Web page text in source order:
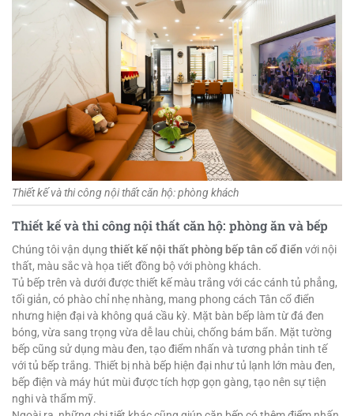
Thiết kế và thi công nội thất căn hộ: phòng khách
Thiết kế và thi công nội thất căn hộ: phòng ăn và bếp
Chúng tôi vận dụng thiết kế nội thất phòng bếp tân cổ điển với nội
thất, màu sắc và họa tiết đồng bộ với phòng khách.
Tủ bếp trên và dưới được thiết kế màu trắng với các cánh tủ phẳng,
tối giản, có phào chỉ nhẹ nhàng, mang phong cách Tân cổ điển
nhưng hiện đại và không quá cầu kỳ. Mặt bàn bếp làm từ đá đen
bóng, vừa sang trọng vừa dễ lau chùi, chống bám bẩn. Mặt tường
bếp cũng sử dụng màu đen, tạo điểm nhấn và tương phản tinh tế
với tủ bếp trắng. Thiết bị nhà bếp hiện đại như tủ lạnh lớn màu đen,
bếp điện và máy hút mùi được tích hợp gọn gàng, tạo nên sự tiện
nghi và thẩm mỹ.